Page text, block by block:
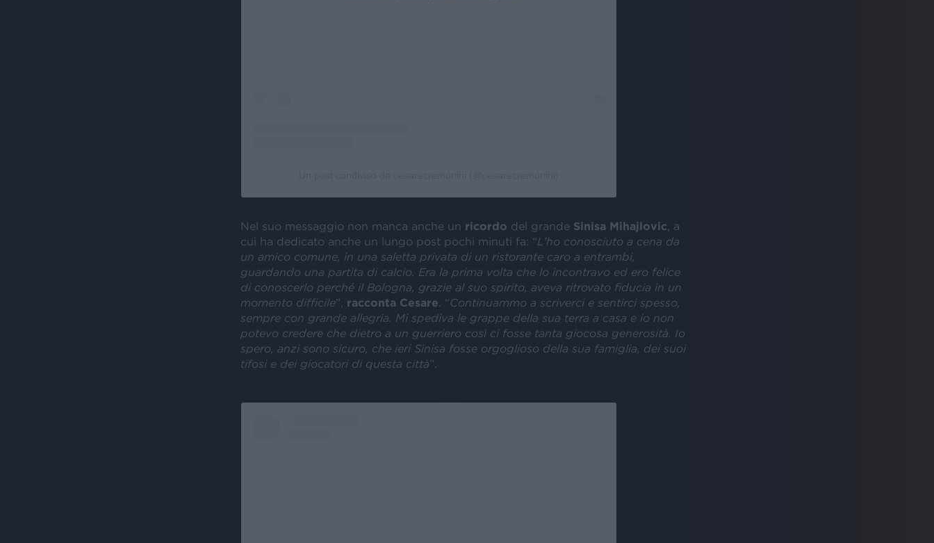
Nel suo messaggio non manca anche un ricordo del grande Sinisa Mihajlovic , a
cui ha dedicato anche un lungo post pochi minuti fa: “L’ho conosciuto a cena da
un amico comune, in una saletta privata di un ristorante caro a entrambi,
guardando una partita di calcio. Era la prima volta che lo incontravo ed ero felice
di conoscerlo perché il Bologna, grazie al suo spirito, aveva ritrovato fiducia in un
momento difficile”, racconta Cesare . “Continuammo a scriverci e sentirci spesso,
sempre con grande allegria. Mi spediva le grappe della sua terra a casa e io non
potevo credere che dietro a un guerriero così ci fosse tanta giocosa generosità. Io
spero, anzi sono sicuro, che ieri Sinisa fosse orgoglioso della sua famiglia, dei suoi
tifosi e dei giocatori di questa città”.